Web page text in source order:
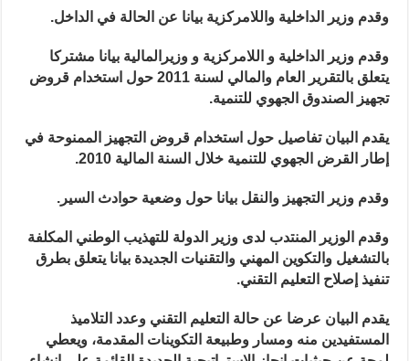
وقدم وزير الداخلية واللامركزية بيانا عن الحالة في الداخل.
وقدم وزير الداخلية و اللامركزية و وزيرالمالية بيانا مشتركا
يتعلق بالتقرير العام والمالي لسنة 2011 حول استخدام قروض
تجهيز الصندوق الجهوي للتنمية.
يقدم البيان تفاصيل حول استخدام قروض التجهيز الممنوحة في
إطار القرض الجهوي للتنمية خلال السنة المالية 2010.
وقدم وزير التجهيز والنقل بيانا حول وضعية حوادث السير.
وقدم الوزير المنتدب لدى وزير الدولة للتهذيب الوطني المكلفة
بالتشغيل والتكوين المهني والتقنيات الجديدة بيانا يتعلق بطرق
تنفيذ إصلاح التعليم التقني.
يقدم البيان عرضا عن حالة التعليم التقني وعدد التلاميذ
المستفيدين منه ومسار وطبيعة التكوينات المقدمة، ويعطي